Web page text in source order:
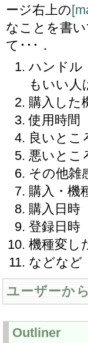
ージ右上の
なことを書
て･･･．
ハンドル
もいい人
購入した
使用時間
良いとこ
悪いとこ
その他雑
購入・機
購入日時
登録日時
機種変し
などなど
ユーザーか
Outliner